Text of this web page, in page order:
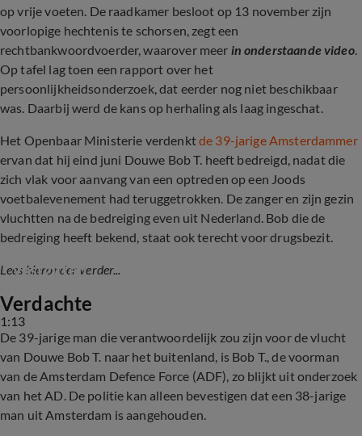
op vrije voeten. De raadkamer besloot op 13 november zijn
voorlopige hechtenis te schorsen, zegt een
rechtbankwoordvoerder, waarover meer in onderstaande video.
Op tafel lag toen een rapport over het
persoonlijkheidsonderzoek, dat eerder nog niet beschikbaar
was. Daarbij werd de kans op herhaling als laag ingeschat.
Het Openbaar Ministerie verdenktde 39-jarige Amsterdammer
ervan dat hij eind juni Douwe Bob T. heeft bedreigd, nadat die
zich vlak voor aanvang van een optreden op een Joods
voetbalevenement had teruggetrokken. De zanger en zijn gezin
vluchtten na de bedreiging even uit Nederland. Bob die de
bedreiging heeft bekend, staat ook terecht voor drugsbezit.
Lees hieronder verder...
1:13
Verdachte bedreigen Douwe Bob blijft langer
vastzitten
Verdachte
De 39-jarige man die verantwoordelijk zou zijn voor de vlucht
van Douwe Bob T. naar het buitenland, is Bob T., de voorman
van de Amsterdam Defence Force (ADF), zo blijkt uit onderzoek
van het AD. De politie kan alleen bevestigen dat een 38-jarige
man uit Amsterdam is aangehouden.